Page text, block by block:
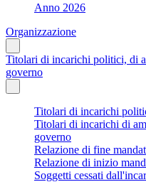
Anno 2026
Organizzazione
Titolari di incarichi politici, di
governo
Titolari di incarichi
Titolari di incarichi di
governo
Relazione di fine
Relazione di inizio
Soggetti cessati